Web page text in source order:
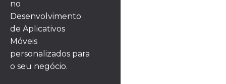
no
Desenvolvimento
de Aplicativos
Móveis
personalizados para
o seu negócio.